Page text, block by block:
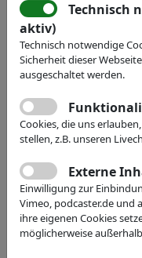
IVAM Fachverband
Veranstaltungen
JENOPTIK
GmbH
More Light
Webseite
Technisch
aktiv)
Technisch notwendige
Sicherheit dieser
ausgeschaltet werden.
Cookies, die uns
stellen, z.B. unseren
Externe
Einwilligung zur
Vimeo, podcaster.de und
ihre eigenen Cookies
möglicherweise